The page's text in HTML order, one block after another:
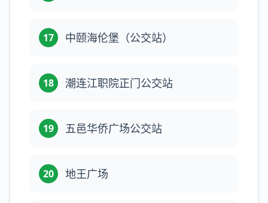
17 中颐海伦堡（公交站）
18 潮连江职院正门公交站
19 五邑华侨广场公交站
20 地王广场